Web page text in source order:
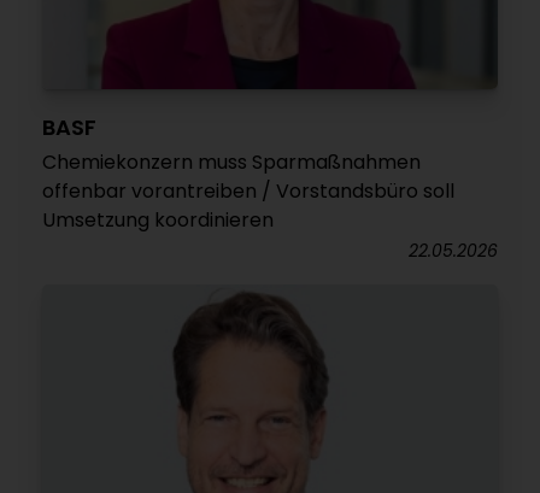
BASF
Chemiekonzern muss Sparmaßnahmen
offenbar vorantreiben / Vorstandsbüro soll
Umsetzung koordinieren
22.05.2026